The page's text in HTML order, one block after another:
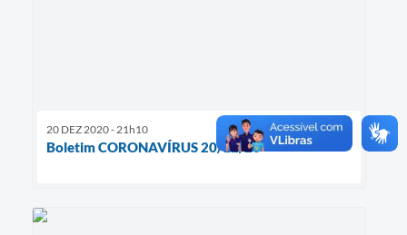
20 DEZ 2020 - 21h10
Boletim CORONAVÍRUS 20/12/20